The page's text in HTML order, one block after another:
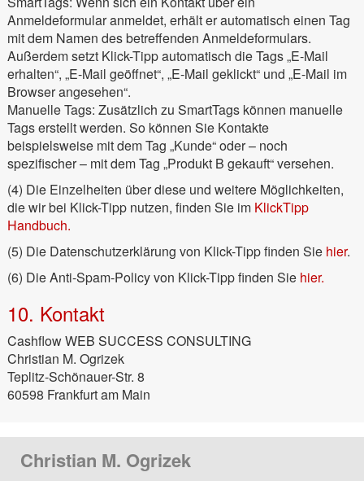
Anmeldeformular anmeldet, erhält er automatisch einen Tag
mit dem Namen des betreffenden Anmeldeformulars.
Außerdem setzt Klick-Tipp automatisch die Tags „E-Mail
erhalten“, „E-Mail geöffnet“, „E-Mail geklickt“ und „E-Mail im
Browser angesehen“.
Manuelle Tags: Zusätzlich zu SmartTags können manuelle
Tags erstellt werden. So können Sie Kontakte
beispielsweise mit dem Tag „Kunde“ oder – noch
spezifischer – mit dem Tag „Produkt B gekauft“ versehen.
(4) Die Einzelheiten über diese und weitere Möglichkeiten,
die wir bei Klick-Tipp nutzen, finden Sie im KlickTipp
Handbuch.
(5) Die Datenschutzerklärung von Klick-Tipp finden Sie hier.
(6) Die Anti-Spam-Policy von Klick-Tipp finden Sie hier.
10. Kontakt
Cashflow WEB SUCCESS CONSULTING
Christian M. Ogrizek
Teplitz-Schönauer-Str. 8
60598 Frankfurt am Main
Christian M. Ogrizek